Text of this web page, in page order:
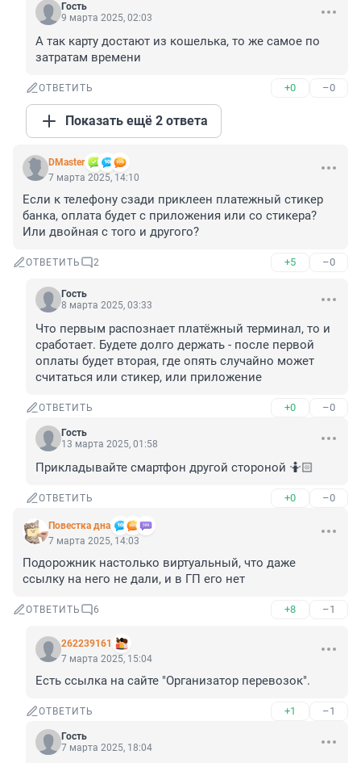
Гость
9 марта 2025, 02:03
А так карту достают из кошелька, то же самое по
затратам времени
ОТВЕТИТЬ +0 –0
Показать ещё 2 ответа
DMaster
7 марта 2025, 14:10
Если к телефону сзади приклеен платежный стикер
банка, оплата будет с приложения или со стикера?
Или двойная с того и другого?
ОТВЕТИТЬ 2 +5 –0
Гость
8 марта 2025, 03:33
Что первым распознает платёжный терминал, то и
сработает. Будете долго держать - после первой
оплаты будет вторая, где опять случайно может
считаться или стикер, или приложение
ОТВЕТИТЬ +0 –0
Гость
13 марта 2025, 01:58
Прикладывайте смартфон другой стороной 🤷🏻
ОТВЕТИТЬ +0 –0
Повестка дна
7 марта 2025, 14:03
Подорожник настолько виртуальный, что даже
ссылку на него не дали, и в ГП его нет
ОТВЕТИТЬ 6 +8 –1
262239161
7 марта 2025, 15:04
Есть ссылка на сайте "Организатор перевозок".
ОТВЕТИТЬ +1 –1
Гость
7 марта 2025, 18:04